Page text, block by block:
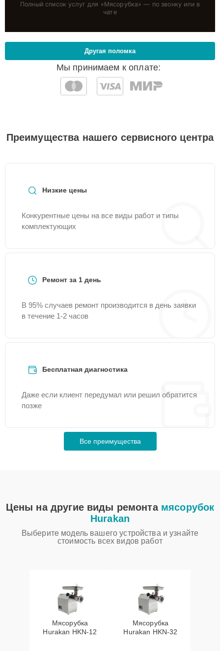
Полный список услуг для «Мясорубка» — по звонку или в
чате
Мы принимаем к оплате:
Другая поломка
Преимущества нашего сервисного центра
Низкие цены
Конкурентные цены на все виды работ и типы
комплектующих
Ремонт за 1 день
В 95% случаев ремонт производится в день заявки
в течение 1-2 часов
Бесплатная диагностика
Даже если клиент передумал или решил обратится
позже
Все преимущества
Цены на другие виды ремонта мясорубок
Hurakan
Выберите модель вашего устройства и узнайте
стоимость всех видов работ
Мясорубка
Hurakan HKN‑12
Мясорубка
Hurakan HKN‑32